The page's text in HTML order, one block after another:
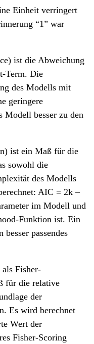
Einheit verringert
“1” war
ist die Abweichung
Term. Die
des Modells mit
geringere
Modell besser zu den
ist ein Maß für die
sowohl die
des Modells
AIC = 2k –
im Modell und
Funktion ist. Ein
passendes
als Fisher-
für die relative
der
Es wird berechnet
Wert der
Fisher-Scoring